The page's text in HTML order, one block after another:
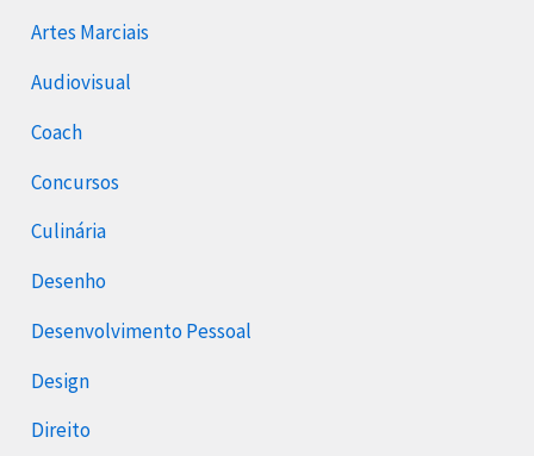
Artes Marciais
Audiovisual
Coach
Concursos
Culinária
Desenho
Desenvolvimento Pessoal
Design
Direito